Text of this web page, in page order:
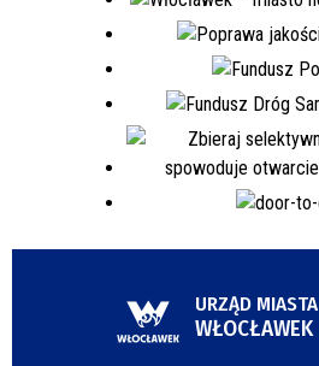
URZĄD MIASTA
WŁOCŁAWEK